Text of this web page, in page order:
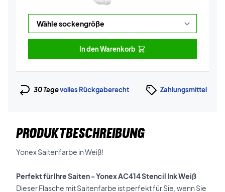
In den Warenkorb
30 Tagevolles Rückgaberecht Zahlungsmittel
PRODUKTBESCHREIBUNG
Yonex Saitenfarbe in Weiß!
Perfekt für Ihre Saiten - Yonex AC414 Stencil Ink Weiß
Dieser Flasche mit Saitenfarbe ist perfekt für Sie, wenn Sie